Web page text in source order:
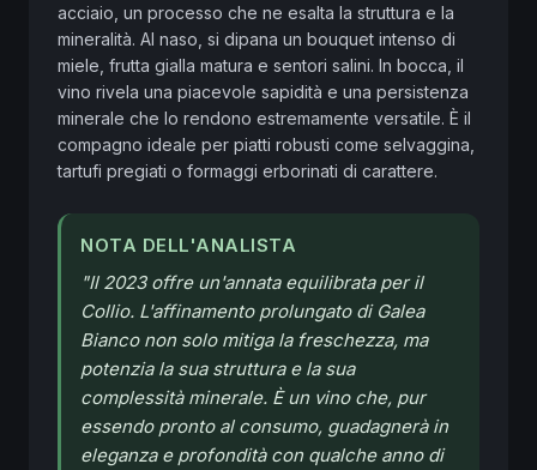
acciaio, un processo che ne esalta la struttura e la
mineralità. Al naso, si dipana un bouquet intenso di
miele, frutta gialla matura e sentori salini. In bocca, il
vino rivela una piacevole sapidità e una persistenza
minerale che lo rendono estremamente versatile. È il
compagno ideale per piatti robusti come selvaggina,
tartufi pregiati o formaggi erborinati di carattere.
NOTA DELL'ANALISTA
"Il 2023 offre un'annata equilibrata per il
Collio. L'affinamento prolungato di Galea
Bianco non solo mitiga la freschezza, ma
potenzia la sua struttura e la sua
complessità minerale. È un vino che, pur
essendo pronto al consumo, guadagnerà in
eleganza e profondità con qualche anno di